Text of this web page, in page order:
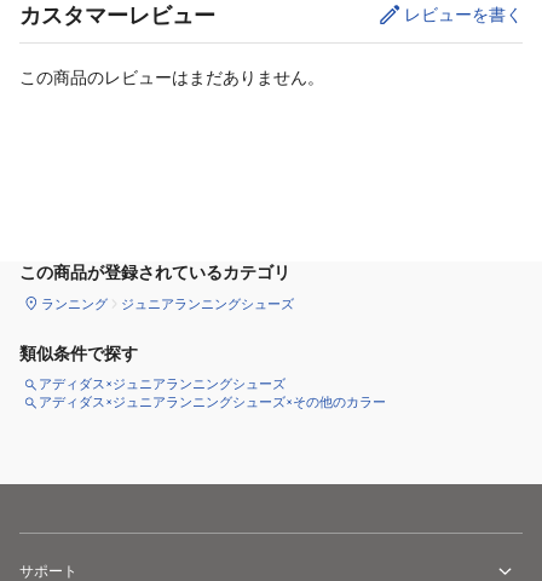
カスタマーレビュー レビューを書く
この商品のレビューはまだありません。
この商品が登録されているカテゴリ
ランニング ジュニアランニングシューズ
類似条件で探す
アディダス×ジュニアランニングシューズ
アディダス×ジュニアランニングシューズ×その他のカラー
サポート